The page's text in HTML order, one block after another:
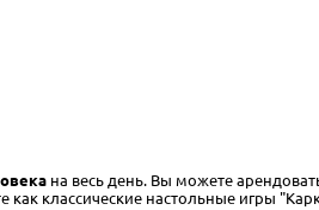
на весь день. Вы можете
классические настольные игры